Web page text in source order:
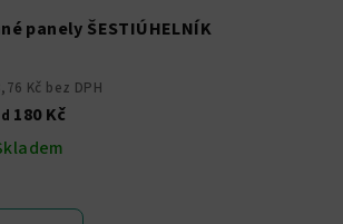
panely ŠESTIÚHELNÍK
Kč bez DPH
180 Kč